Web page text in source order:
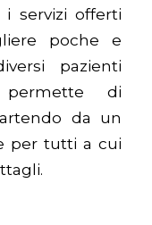
i servizi offerti
poche e
pazienti
di
da un
per tutti a cui